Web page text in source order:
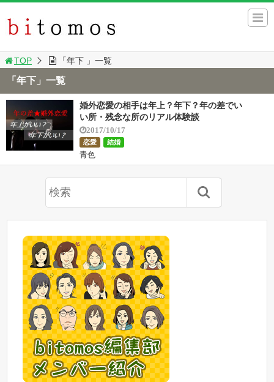
TOP 「年下 」一覧
「年下」一覧
婚外恋愛の相手は年上？年下？年の差でい
い所・残念な所のリアル体験談
2017/10/17
恋愛 結婚
青色